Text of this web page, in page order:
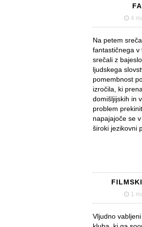
4
Na petem
fantastičnega v
srečali z
ljudskega
pomembnost
izročila, ki
domišljijskih in
problem
napajajoče se
široki jezikovni
1
Vljudno